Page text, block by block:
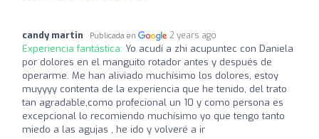
candy martin Publicada en 2 years ago
Experiencia fantástica: Yo acudí a zhi acupuntec con Daniela
por dolores en el manguito rotador antes y después de
operarme. Me han aliviado muchísimo los dolores, estoy
muyyyy contenta de la experiencia que he tenido, del trato
tan agradable,como profecional un 10 y como persona es
excepcional lo recomiendo muchísimo yo que tengo tanto
miedo a las agujas , he ido y volveré a ir